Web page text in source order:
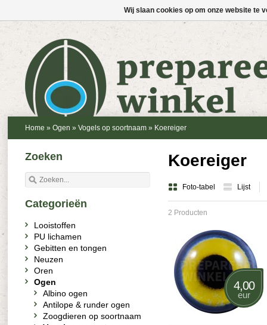
Home » Ogen » Vogels op soortnaam » Koereiger
Koereiger
Foto-tabel Lijst
2 Producten
4,00
eur
Zoeken
Categorieën
Looistoffen
PU lichamen
Gebitten en tongen
Neuzen
Oren
Ogen
Albino ogen
Antilope & runder ogen
Zoogdieren op soortnaam
Wij slaan cookies op om onze website te